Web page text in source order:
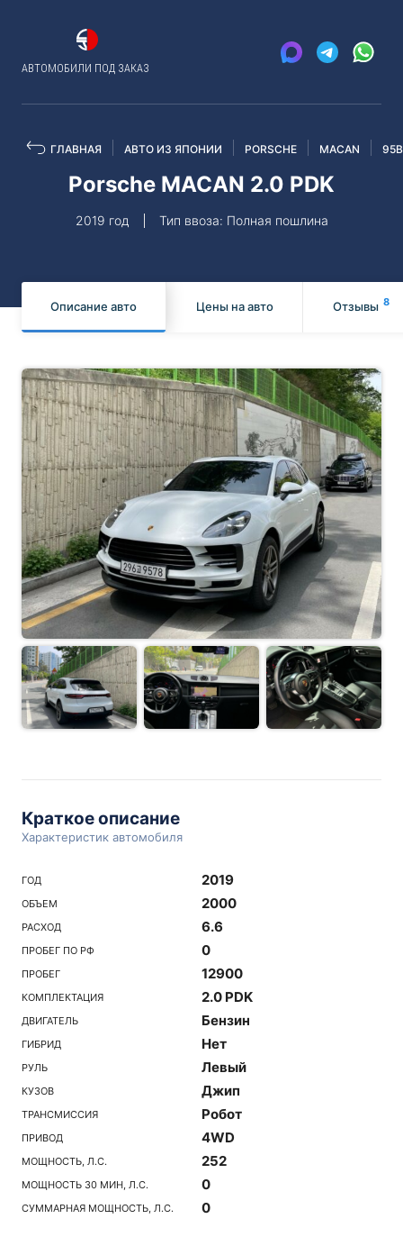
АВТОМОБИЛИ ПОД ЗАКАЗ
ГЛАВНАЯ АВТО ИЗ ЯПОНИИ PORSCHE MACAN 95B
Porsche MACAN 2.0 PDK
2019 год Тип ввоза: Полная пошлина
Описание авто Цены на авто Отзывы 8
Краткое описание
Характеристик автомобиля
ГОД 2019
ОБЪЕМ 2000
РАСХОД 6.6
ПРОБЕГ ПО РФ 0
ПРОБЕГ 12900
КОМПЛЕКТАЦИЯ 2.0 PDK
ДВИГАТЕЛЬ Бензин
ГИБРИД Нет
РУЛЬ Левый
КУЗОВ Джип
ТРАНСМИССИЯ Робот
ПРИВОД 4WD
МОЩНОСТЬ, Л.С. 252
МОЩНОСТЬ 30 МИН, Л.С. 0
СУММАРНАЯ МОЩНОСТЬ, Л.С. 0